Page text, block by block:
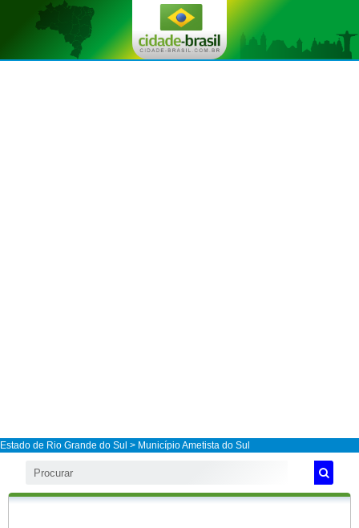
Estado de Rio Grande do Sul > Município Ametista do Sul